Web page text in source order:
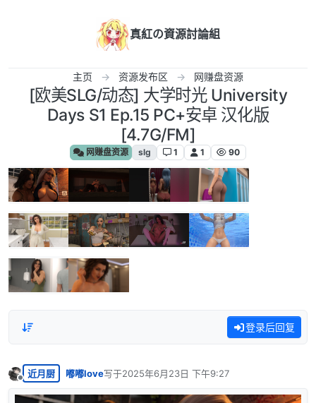
真紅の資源討論組
主页 资源发布区 网赚盘资源
[欧美SLG/动态] 大学时光 University
Days S1 Ep.15 PC+安卓 汉化版
[4.7G/FM]
网赚盘资源 slg 1 1 90
登录后回复
离线
近月厨 嘟嘟love写于2025年6月23日 下午9:27
最后由 编辑